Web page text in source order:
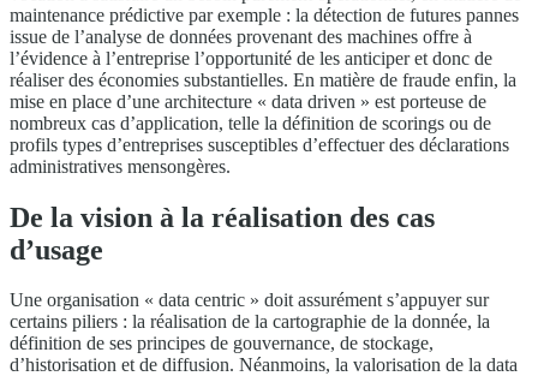
maintenance prédictive par exemple : la détection de futures pannes
issue de l’analyse de données provenant des machines offre à
l’évidence à l’entreprise l’opportunité de les anticiper et donc de
réaliser des économies substantielles. En matière de fraude enfin, la
mise en place d’une architecture « data driven » est porteuse de
nombreux cas d’application, telle la définition de scorings ou de
profils types d’entreprises susceptibles d’effectuer des déclarations
administratives mensongères.
De la vision à la réalisation des cas
d’usage
Une organisation « data centric » doit assurément s’appuyer sur
certains piliers : la réalisation de la cartographie de la donnée, la
définition de ses principes de gouvernance, de stockage,
d’historisation et de diffusion. Néanmoins, la valorisation de la data